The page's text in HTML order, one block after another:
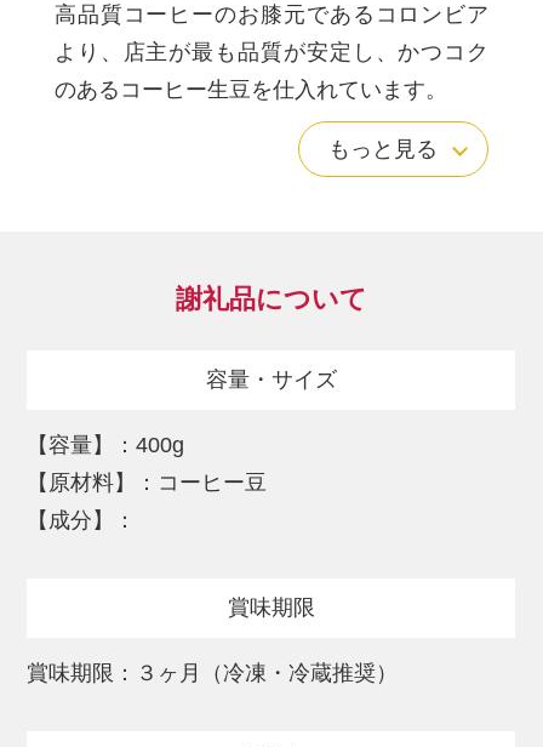
高品質コーヒーのお膝元であるコロンビア
より、店主が最も品質が安定し、かつコク
のあるコーヒー生豆を仕入れています。
焙煎で酸味を抑え、豊かで広がりのあるふ
くよかな苦味のある味わいにしています。
しください。
※ご指定無き場合は豆のまま発送致しま
もっと見る
謝礼品について
容量・サイズ
【容量】：400g
【原材料】：コーヒー豆
【成分】：
賞味期限
賞味期限：３ヶ月（冷凍・冷蔵推奨）